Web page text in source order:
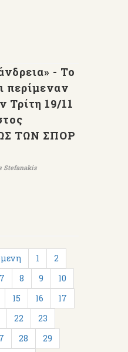
- Το
περίμεναν
Τρίτη 19/11
ΤΩΝ ΣΠΟΡ
Stefanakis
1
2
7 8 9
10
15 16
17
22
23
28
29